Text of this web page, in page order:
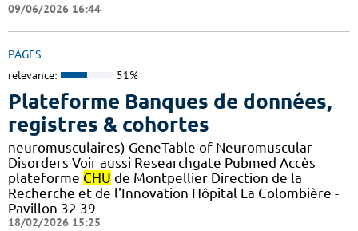
09/06/2026 16:44
PAGES
relevance: 51%
Plateforme Banques de données,
registres & cohortes
neuromusculaires) GeneTable of Neuromuscular
Disorders Voir aussi Researchgate Pubmed Accès
plateforme CHU de Montpellier Direction de la
Recherche et de l'Innovation Hôpital La Colombière -
Pavillon 32 39
18/02/2026 15:25